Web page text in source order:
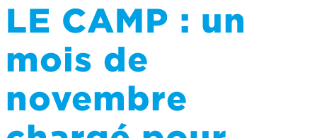
LE CAMP : un
mois de
novembre